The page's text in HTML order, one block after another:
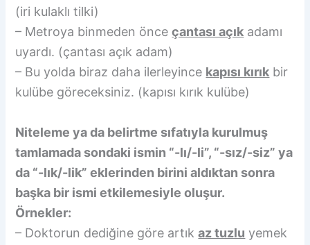
(iri kulaklı tilki)
– Metroya binmeden önceçantası açık adamı
uyardı. (çantası açık adam)
– Bu yolda biraz daha ilerleyince kapısı kırık bir
kulübe göreceksiniz. (kapısı kırık kulübe)
Niteleme ya da belirtme sıfatıyla kurulmuş
tamlamada sondaki ismin “-lı/-li”, “-sız/-siz” ya
da “-lık/-lik” eklerinden birini aldıktan sonra
başka bir ismi etkilemesiyle oluşur.
Örnekler:
– Doktorun dediğine göre artıkaz tuzlu yemek